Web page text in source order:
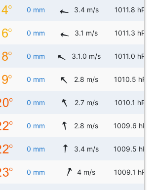
0 mm 3.4 m/s 1011.8 hPa
0 mm 3.1 m/s 1011.3 hPa
0 mm 3.1.0 m/s 1011.0 hPa
0 mm 2.8 m/s 1010.5 hPa
0 mm 2.7 m/s 1010.1 hPa
0 mm 2.8 m/s 1009.6 hPa
0 mm 3.4 m/s 1009.5 hPa
0 mm 4 m/s 1009.1 hPa